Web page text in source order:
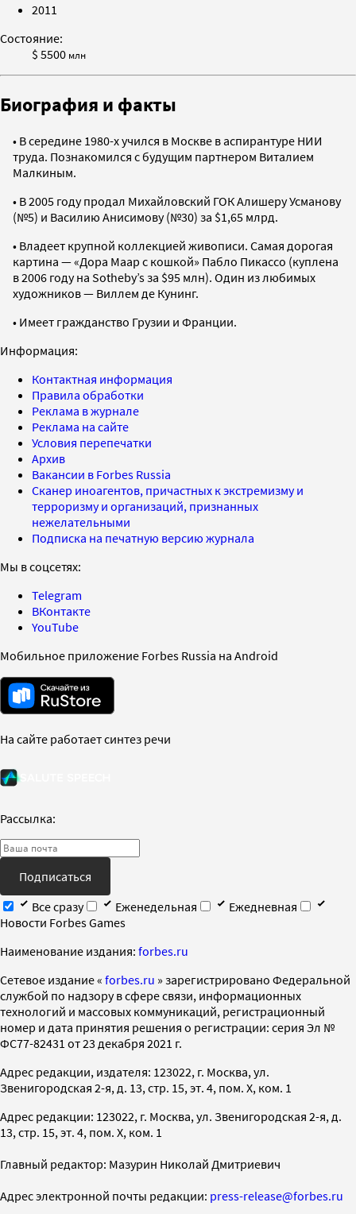
2011
Состояние:
$ 5500 млн
Биография и факты
• В середине 1980-х учился в Москве в аспирантуре НИИ
труда. Познакомился с будущим партнером Виталием
Малкиным.
• В 2005 году продал Михайловский ГОК Алишеру Усманову
(№5) и Василию Анисимову (№30) за $1,65 млрд.
• Владеет крупной коллекцией живописи. Самая дорогая
картина — «Дора Маар с кошкой» Пабло Пикассо (куплена
в 2006 году на Sotheby’s за $95 млн). Один из любимых
художников — Виллем де Кунинг.
• Имеет гражданство Грузии и Франции.
Информация:
Контактная информация
Правила обработки
Реклама в журнале
Реклама на сайте
Условия перепечатки
Архив
Вакансии в Forbes Russia
Сканер иноагентов, причастных к экстремизму и
терроризму и организаций, признанных
нежелательными
Подписка на печатную версию журнала
Мы в соцсетях:
Telegram
ВКонтакте
YouTube
Мобильное приложение Forbes Russia на Android
На сайте работает синтез речи
Рассылка:
Подписаться
Все сразу
Еженедельная
Ежедневная
Новости Forbes Games
Наименование издания: forbes.ru
Cетевое издание « forbes.ru » зарегистрировано Федеральной
службой по надзору в сфере связи, информационных
технологий и массовых коммуникаций, регистрационный
номер и дата принятия решения о регистрации: серия Эл №
ФС77-82431 от 23 декабря 2021 г.
Адрес редакции, издателя: 123022, г. Москва, ул.
Звенигородская 2-я, д. 13, стр. 15, эт. 4, пом. X, ком. 1
Адрес редакции: 123022, г. Москва, ул. Звенигородская 2-я, д.
13, стр. 15, эт. 4, пом. X, ком. 1
Главный редактор: Мазурин Николай Дмитриевич
Адрес электронной почты редакции: press-release@forbes.ru